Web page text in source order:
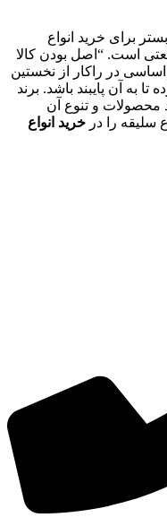
برای خرید انواع
است. “اصل بودن کالا
در راکار از نخستین
به آن پایبند باشد. برند
محصولات و تنوع آن
سلیقه را در خرید انواع